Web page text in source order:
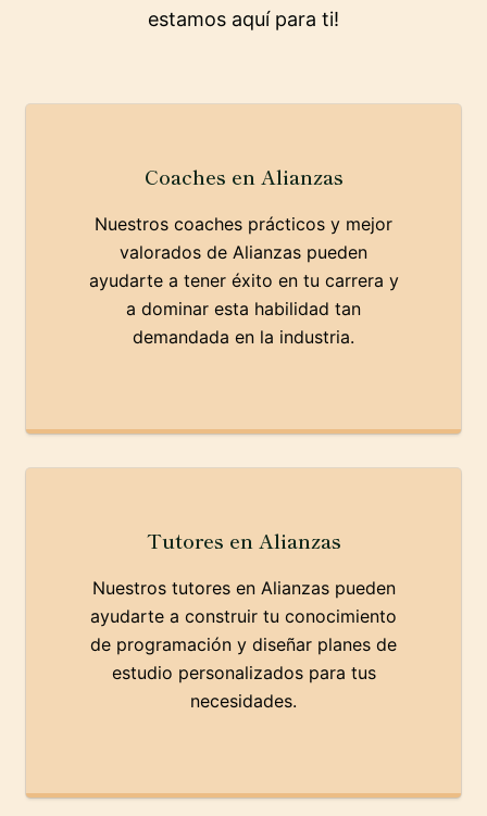
estamos aquí para ti!
Coaches en Alianzas
Nuestros coaches prácticos y mejor
valorados de Alianzas pueden
ayudarte a tener éxito en tu carrera y
a dominar esta habilidad tan
demandada en la industria.
Tutores en Alianzas
Nuestros tutores en Alianzas pueden
ayudarte a construir tu conocimiento
de programación y diseñar planes de
estudio personalizados para tus
necesidades.